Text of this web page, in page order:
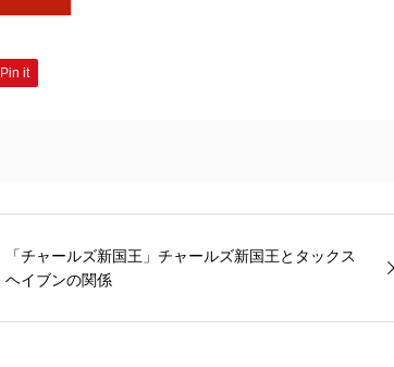
Pin it
「チャールズ新国王」チャールズ新国王とタックス
ヘイブンの関係